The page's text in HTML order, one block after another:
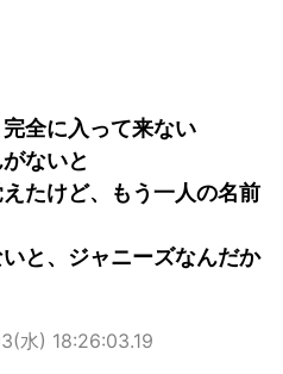
全に入って来ない
ないと
たけど、もう一人の名前
と、ジャニーズなんだか
水) 18:26:03.19